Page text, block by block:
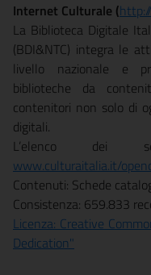
Internet Culturale (
La Biblioteca Digitale
(BDI&NTC) integra le
livello nazionale e
biblioteche da
contenitori non solo di
digitali.
L’elenco dei
www.culturaitalia.it/
Contenuti: Schede
Consistenza: 659.833
Licenza: Creative
Dedication"